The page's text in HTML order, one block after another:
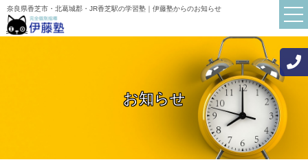
奈良県香芝市・北葛城郡・JR香芝駅の学習塾｜伊藤塾からのお知らせ
お知らせ